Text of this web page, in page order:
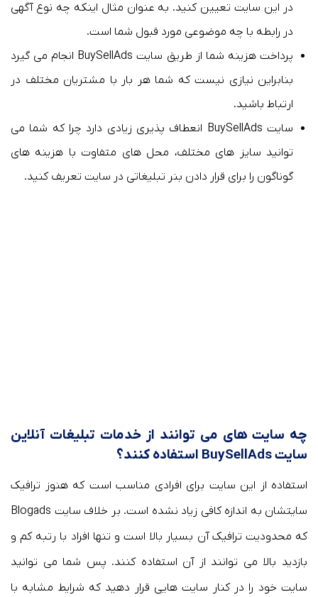
در این سایت تعیین کنید. به عنوان مثال اینکه چه نوع آگهی
در رابطه با چه موضوعی مورد قبول شما است.
پرداخت هزینه شما از طریق سایت BuySellAds انجام می گیرد
بنابراین نیازی نیست که شما هر بار با مشتریان مختلف در
ارتباط باشید.
سایت BuySellAds انعطاف پذیری زیادی دارد چرا که شما می
توانید سایز های مختلف، محل های متفاوت با هزینه های
گوناگون را برای قرار دادن بنر تبلیغاتی در سایت تعریف کنید.
چه سایت های می توانند از خدمات تبلیغات آنلاین
سایت BuySellAds استفاده کنند؟
استفاده از این سایت برای افرادی مناسب است که هنوز ترافیک
سایتشان به اندازه کافی زیاد نشده است. بر خلاف سایت Blogads
که محدودیت ترافیک آن بسیار بالا است و تنها افراد با رتبه کم و
بازدید بالا می توانند از آن استفاده کنند. پس شما می توانید
سایت خود را در کنار سایت هایی قرار دهید که شرایط مشابه با